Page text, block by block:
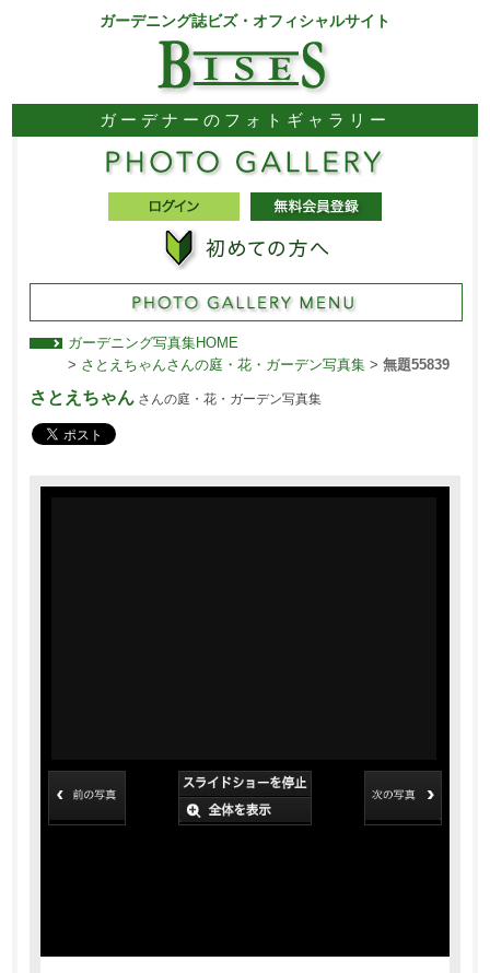
ガーデニング誌ビズ・オフィシャルサイト
ガーデナーのフォトギャラリー
ガーデニング写真集HOME
> さとえちゃんさんの庭・花・ガーデン写真集> 無題55839
さとえちゃんさんの庭・花・ガーデン写真集